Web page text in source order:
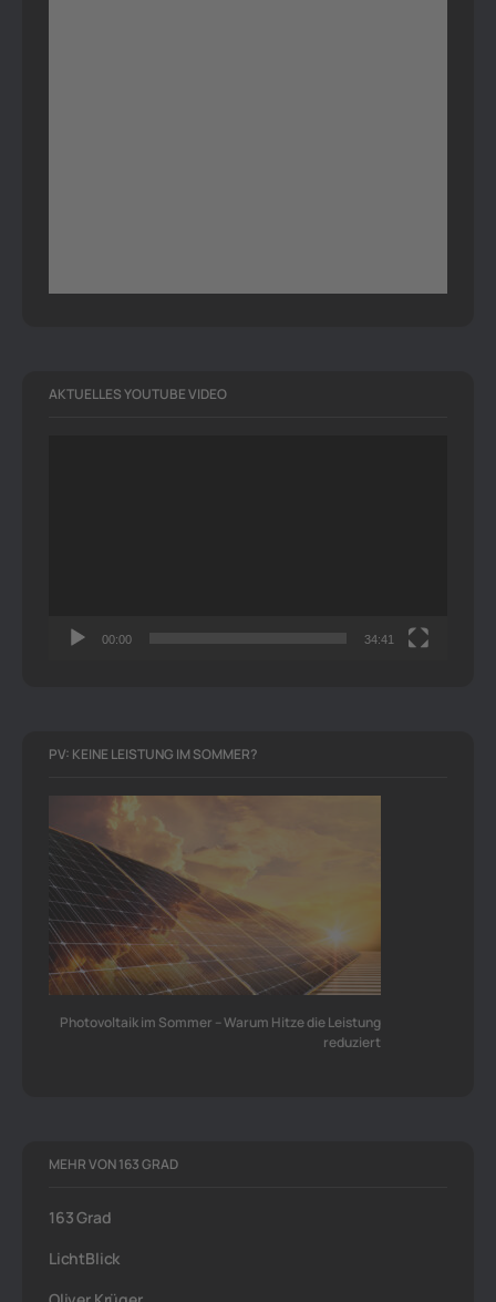
AKTUELLES YOUTUBE VIDEO
00:00 34:41
PV: KEINE LEISTUNG IM SOMMER?
Photovoltaik im Sommer – Warum Hitze die Leistung
reduziert
MEHR VON 163 GRAD
163 Grad
LichtBlick